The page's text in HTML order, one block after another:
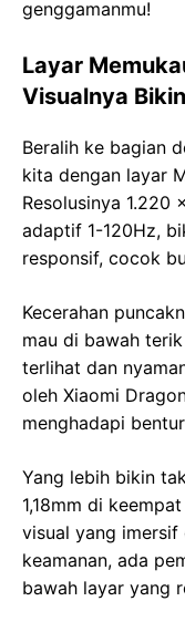
genggamanmu!
Layar
Visualnya
Beralih ke bagian
kita dengan layar
Resolusinya
adaptif 1-120Hz,
responsif, cocok
Kecerahan
mau di bawah
terlihat dan
oleh Xiaomi
menghadapi
Yang lebih bikin
1,18mm di
visual yang imersif
keamanan, ada
bawah layar yang